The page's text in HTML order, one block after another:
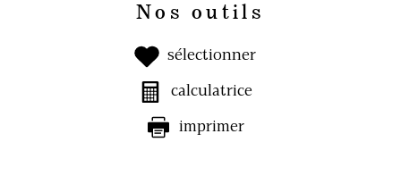
Nos outils
sélectionner
calculatrice
imprimer